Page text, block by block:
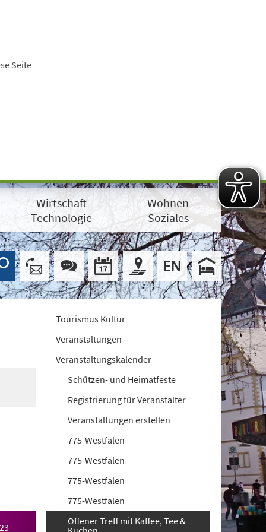
Seite
Wirtschaft
Technologie
Wohnen
Soziales
Tourismus Kultur
Veranstaltungen
Veranstaltungskalender
Schützen- und Heimatfeste
Registrierung für Veranstalter
Veranstaltungen erstellen
775-Westfalen
775-Westfalen
775-Westfalen
775-Westfalen
Offener Treff mit Kaffee, Tee &